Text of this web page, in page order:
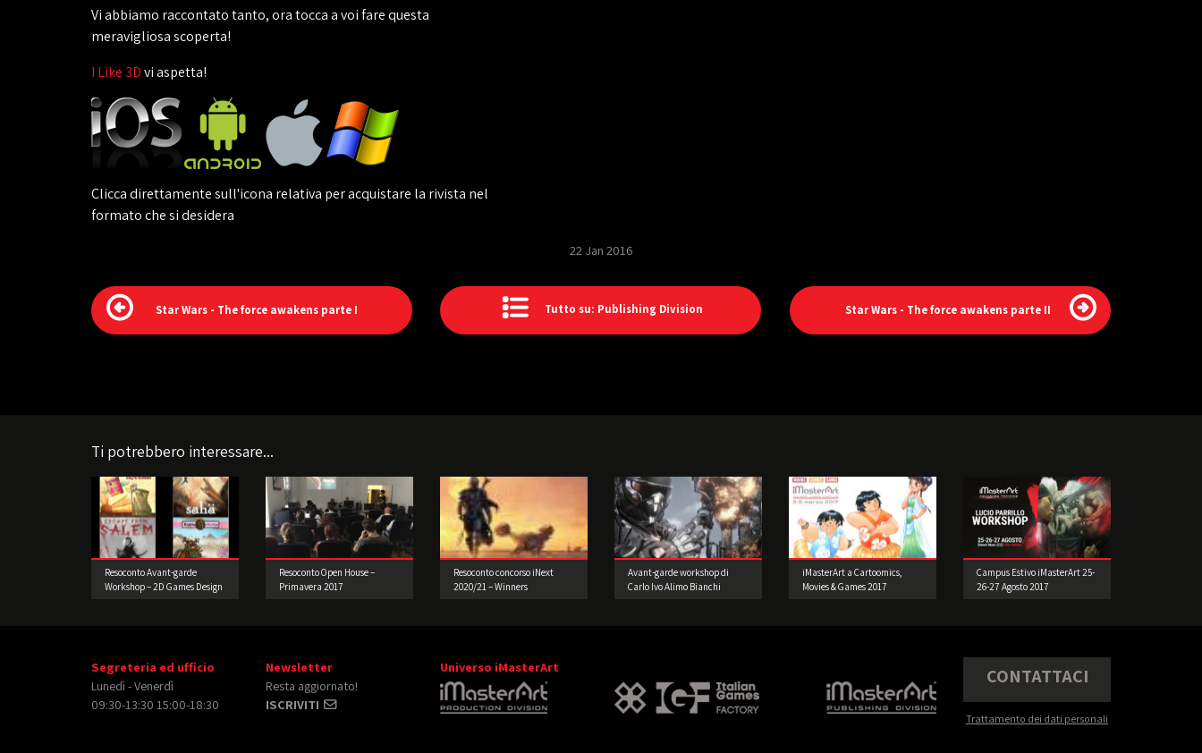
Vi abbiamo raccontato tanto, ora tocca a voi fare questa
meravigliosa scoperta!
I Like 3Dvi aspetta!
Clicca direttamente sull'icona relativa per acquistare la rivista nel
formato che si desidera
22 Jan 2016
Star Wars - The force awakens parte I Tutto su: Publishing Division Star Wars - The force awakens parte II
Ti potrebbero interessare...
Resoconto Avant-garde
Workshop – 2D Games Design
Resoconto Open House –
Primavera 2017
Resoconto concorso iNext
2020/21 – Winners
Avant-garde workshop di
Carlo Ivo Alimo Bianchi
iMasterArt a Cartoomics,
Movies & Games 2017
Campus Estivo iMasterArt 25-
26-27 Agosto 2017
Segreteria ed ufficio
Lunedì - Venerdì
09:30-13:30 15:00-18:30
Newsletter
Resta aggiornato!
ISCRIVITI
Universo iMasterArt CONTATTACI
Trattamento dei dati personali